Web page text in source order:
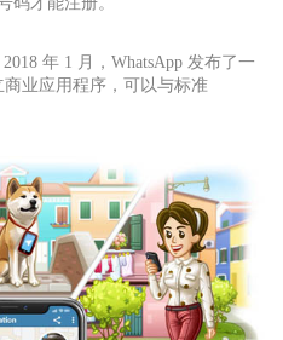
年 1 月，WhatsApp 发布了一
商业应用程序，可以与标准